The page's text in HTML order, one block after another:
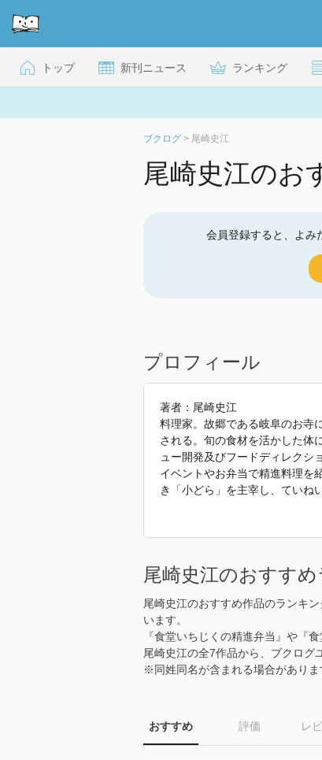
トップ 新刊ニュース ランキング
ブクログ > 尾崎史江
尾崎史江のお
会員登録すると、よみ
プロフィール
著者：尾崎史江
料理家。故郷である岐阜のお寺
される。旬の食材を活かした体
ュー開発及びフードディレクシ
イベントやお弁当で精進料理を
き「小どら」を主宰し、ていね
「2023年 『食堂いちじくの精
尾崎史江のおすす
尾崎史江のおすすめ作品のランキ
います。
『食堂いちじくの精進弁当』や『
尾崎史江の全7作品から、ブクログ
※同姓同名が含まれる場合がありま
おすすめ 評価 レ